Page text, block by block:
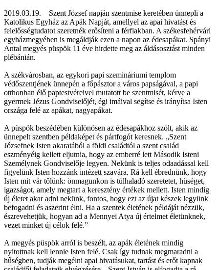
2019.03.19. – Szent József napján szentmise keretében ünnepli a
Katolikus Egyház az Apák Napját, amellyel az apai hivatást és
felelősségtudatot szeretnék erősíteni a férfiakban. A székesfehérvári
egyházmegyében is megáldják ezen a napon az édesapákat. Spányi
Antal megyés püspök 11 éve hirdette meg az áldásosztást minden
plébánián.
A székvárosban, az egykori papi szemináriumi templom
védőszentjének ünnepén a főpásztor a város papságával, a papi
otthonban élő paptestvéreivel mutatott be szentmisét, kérve a
gyermek Jézus Gondviselőjét, égi imáival segítse és irányítsa Isten
országa felé az apákat, nagyapákat.
A püspök beszédében különösen az édesapákhoz szólt, akik az
ünnepelt szentben példaképet és pártfogót keresnek. „Szent
Józsefnek Isten akaratából a földi családtól a szent család
eszményéig kellett eljutnia, hogy az emberré lett Második Isteni
Személynek Gondviselője legyen. Nekünk is teljes odaadással kell
figyelünk Isten hozzánk intézett szavára. Rá kell ébrednünk, hogy
Isten mit vár tőlünk: önmagunkon is túlhaladó szeretetet, hűséget,
igazságot, amely megtart a keresztény értékek mellett. Isten mindig
új életet akar adni nekünk, fontos, hogy ezt az újat készek legyünk
befogadni és aszerint élni. Ha a szentek életének példáját nézzük,
észrevehetjük, hogyan ad a Mennyei Atya új értelmet életünknek,
vezet minket új célok felé.”
A megyés püspök arról is beszélt, az apák életének mindig
nyitottnak kell lennie Isten felé. Csak így tudnak megmaradni a
hűségben, tudják megélni apai hivatásukat, tartást és erőt kapnak